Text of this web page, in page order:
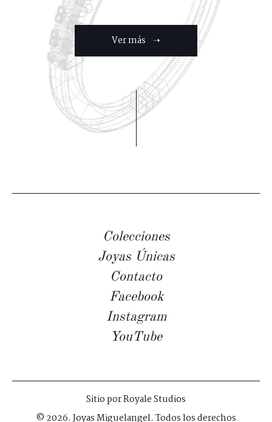
Ver más ➝
Colecciones
Joyas Únicas
Contacto
Facebook
Instagram
YouTube
Sitio porRoyale Studios
© 2026. Joyas Miguelangel. Todos los derechos